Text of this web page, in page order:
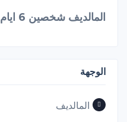
المالديف شخصين 6 ايام / 5 ليالي 5 نجوم
الوجهة
المالديف